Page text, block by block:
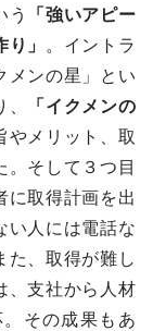
う
「強いアピー
り」
。イントラ
メンの星」とい
「イクメンの
やメリット、取
。そして３つ目
に取得計画を出
い人には電話な
た、取得が難し
、支社から人材
その成果もあ